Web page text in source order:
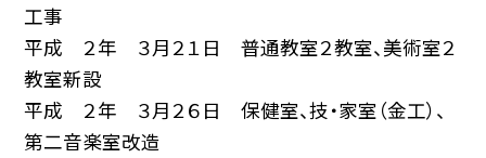
工事
平成 ２年 ３月２１日 普通教室２教室、美術室２
教室新設
平成 ２年 ３月２６日 保健室、技・家室（金工）、
第二音楽室改造